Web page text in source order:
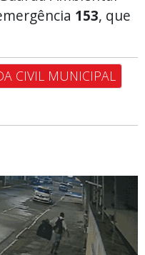
153, que
CIVIL MUNICIPAL